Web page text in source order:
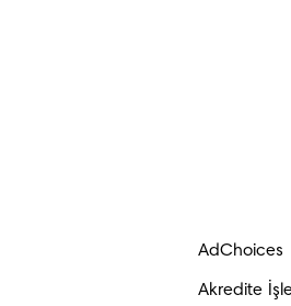
AdChoices
Akredite